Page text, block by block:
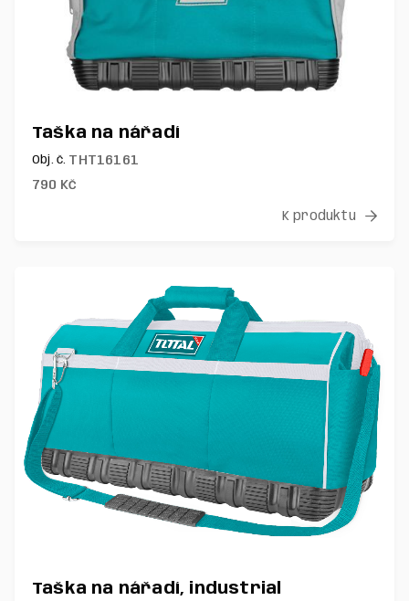
Taška na nářadí
Obj. č. THT16161
790 Kč
K produktu 
Taška na nářadí, industrial